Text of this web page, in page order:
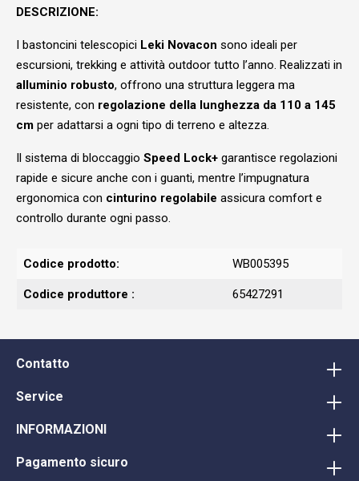
DESCRIZIONE:
I bastoncini telescopici Leki Novacon sono ideali per
escursioni, trekking e attività outdoor tutto l’anno. Realizzati in
alluminio robusto, offrono una struttura leggera ma
resistente, con regolazione della lunghezza da 110 a 145
cm per adattarsi a ogni tipo di terreno e altezza.
Il sistema di bloccaggio Speed Lock+ garantisce regolazioni
rapide e sicure anche con i guanti, mentre l’impugnatura
ergonomica con cinturino regolabile assicura comfort e
controllo durante ogni passo.
Codice prodotto: WB005395
Codice produttore : 65427291
Contatto
Service
INFORMAZIONI
Pagamento sicuro